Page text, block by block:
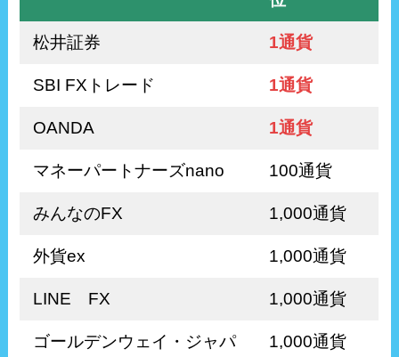
松井証券 1通貨
SBI FXトレード 1通貨
OANDA 1通貨
マネーパートナーズnano 100通貨
みんなのFX 1,000通貨
外貨ex 1,000通貨
LINE FX 1,000通貨
ゴールデンウェイ・ジャパ
1,000通貨